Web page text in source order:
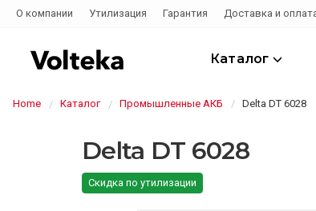
О компании Утилизация Гарантия Доставка и
Каталог
Home Каталог Промышленные АКБ Delta DT 6028
Delta DT 6028
Скидка по утилизации